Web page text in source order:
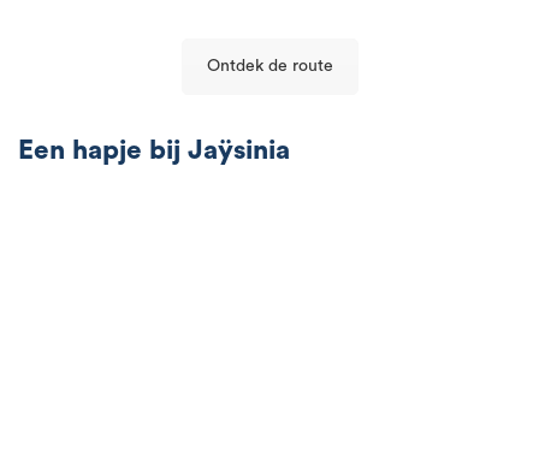
Ontdek de route
Een hapje bij Jaÿsinia